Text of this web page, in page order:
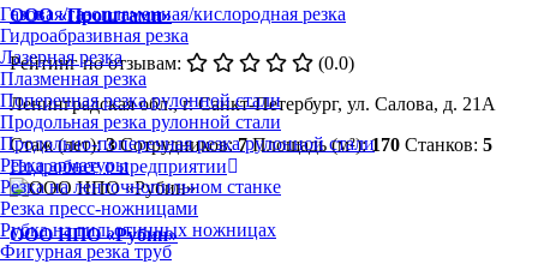
Газовая/газопламенная/кислородная резка
Гидроабразивная резка
Лазерная резка
Плазменная резка
Поперечная резка рулонной стали
Продольная резка рулонной стали
Продольно-поперечная резка рулонной стали
Резка арматуры
Резка на ленточнопильном станке
Резка пресс-ножницами
Рубка на гильотинных ножницах
Фигурная резка труб
ООО «Проштамп»
Рейтинг по отзывам:
(0.0)
Ленинградская обл., г. Санкт-Петербург, ул. Салова, д. 21А
Стаж (лет):3 Сотрудников:7 Площадь (м²):170 Станков: 5
Подробнее о предприятии
ООО НПО «Рубин»